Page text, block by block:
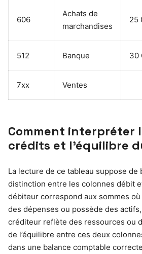
606
Achats de
marchandises
25
512 Banque 30
7xx Ventes
Comment interpréter
crédits et l’équilibre
La lecture de ce tableau suppose de
distinction entre les colonnes débit
débiteur correspond aux sommes où
des dépenses ou possède des
créditeur reflète des ressources ou
de l’équilibre entre ces deux
dans une balance comptable